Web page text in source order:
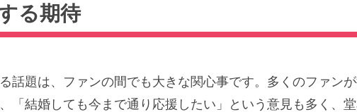
る期待
話題は、ファンの間でも大きな関心事です。多くのファン
「結婚しても今まで通り応援したい」という意見も多く、